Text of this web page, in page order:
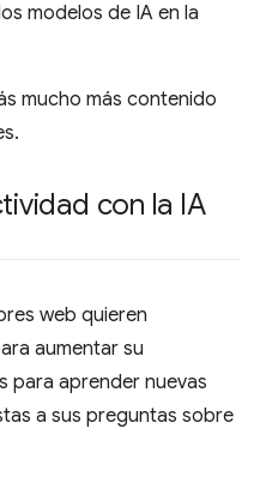
modelos de IA en la
mucho más contenido
con la IA
web quieren
aumentar su
para aprender nuevas
a sus preguntas sobre